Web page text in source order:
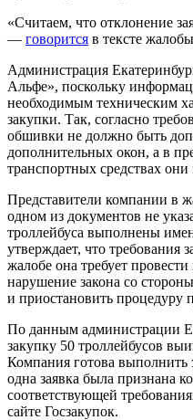
«Считаем, что отклонение
— говорится в тексте
Администрация
Альфе», поскольку
необходимым техническим
закупки. Так, согласно
обшивки не должно быть
дополнительных окон, а в
транспортных средствах
Представители компании в
одном из документов не
троллейбуса выполнены
утверждает, что
жалобе она требует
нарушение закона со
и приостановить процедуру
По данным администрации
закупку 50 троллейбусов
Компания готова выполнить
одна заявка была признана
соответствующей
сайте Госзакупок.